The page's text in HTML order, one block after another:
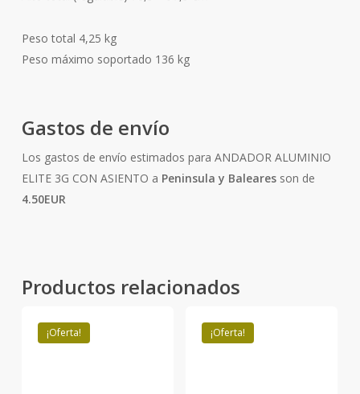
Peso total 4,25 kg
Peso máximo soportado 136 kg
Gastos de envío
Los gastos de envío estimados para ANDADOR ALUMINIO
ELITE 3G CON ASIENTO a Peninsula y Balearesson de
4.50EUR
Productos relacionados
¡Oferta! ¡Oferta!